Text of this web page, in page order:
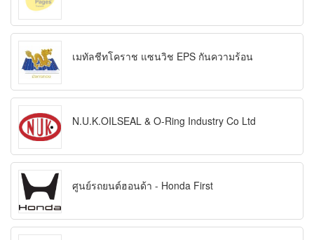
เมทัลชีทโคราช แซนวิช EPS กันความร้อน
N.U.K.OILSEAL & O-Ring Industry Co Ltd
ศูนย์รถยนต์ฮอนด้า - Honda First